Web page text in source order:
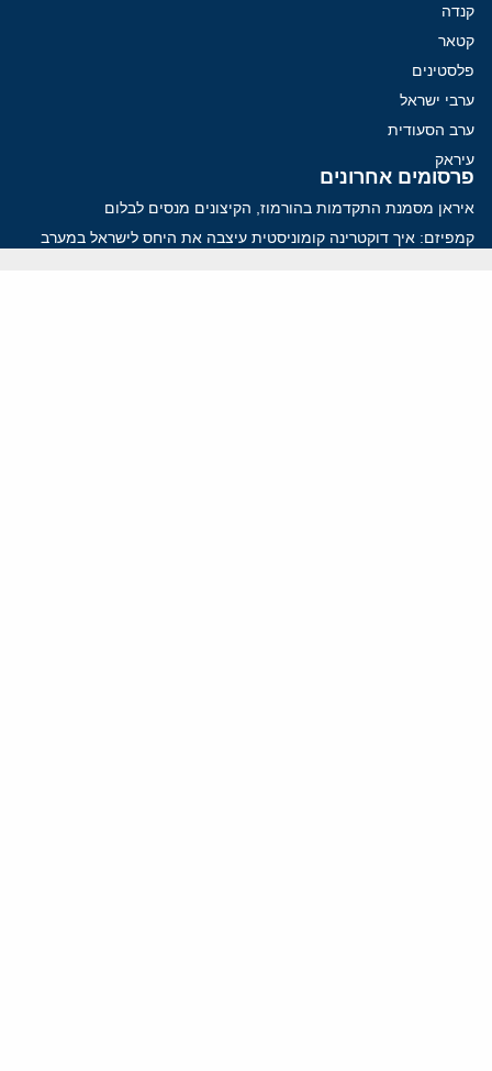
קנדה
קטאר
פלסטינים
ערבי ישראל
ערב הסעודית
עיראק
פרסומים אחרונים
איראן מסמנת התקדמות בהורמוז, הקיצונים מנסים לבלום
קמפיזם: איך דוקטרינה קומוניסטית עיצבה את היחס לישראל במערב